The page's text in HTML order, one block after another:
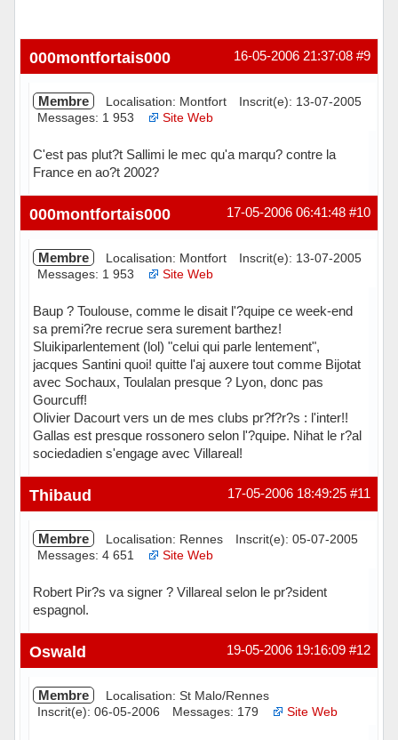
#9
16-05-2006 21:37:08
000montfortais000
Membre Localisation: Montfort
Inscrit(e): 13-07-2005
Messages: 1 953
Site Web
C'est pas plut?t Sallimi le mec qu'a marqu? contre la
France en ao?t 2002?
Hors ligne #10
17-05-2006 06:41:48
000montfortais000
Membre Localisation: Montfort
Inscrit(e): 13-07-2005
Messages: 1 953
Site Web
Baup ? Toulouse, comme le disait l'?quipe ce week-end
sa premi?re recrue sera surement barthez!
Sluikiparlentement (lol) "celui qui parle lentement",
jacques Santini quoi! quitte l'aj auxere tout comme Bijotat
avec Sochaux, Toulalan presque ? Lyon, donc pas
Gourcuff!
Olivier Dacourt vers un de mes clubs pr?f?r?s : l'inter!!
Gallas est presque rossonero selon l'?quipe. Nihat le r?al
sociedadien s'engage avec Villareal!
Hors ligne #11
17-05-2006 18:49:25
Thibaud
Membre Localisation: Rennes
Inscrit(e): 05-07-2005
Messages: 4 651
Site Web
Robert Pir?s va signer ? Villareal selon le pr?sident
espagnol.
Hors ligne #12
19-05-2006 19:16:09
Oswald
Membre
Localisation: St Malo/Rennes
Inscrit(e): 06-05-2006
Messages: 179 Site Web